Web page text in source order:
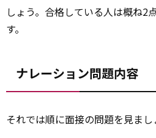
しょう。合格している人は概ね2
す。
ナレーション問題内容
それでは順に面接の問題を見まし